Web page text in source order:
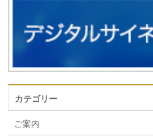
カテゴリー
ご案内